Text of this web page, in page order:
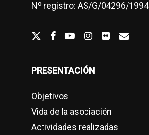
Nº registro: AS/G/04296/1994
twitterfacebook
youtubeInstagram
flickremail
PRESENTACIÓN
Objetivos
Vida de la asociación
Actividades realizadas